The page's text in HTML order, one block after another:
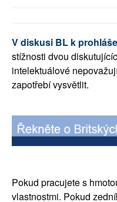
V diskusi BL k
stížnosti dvou
intelektuálové
zapotřebí vysvětlit.
Pokud pracujete s
vlastnostmi. Pokud